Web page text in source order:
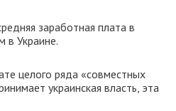
заработная плата в
в Украине.
целого ряда «совместных
украинская власть, эта